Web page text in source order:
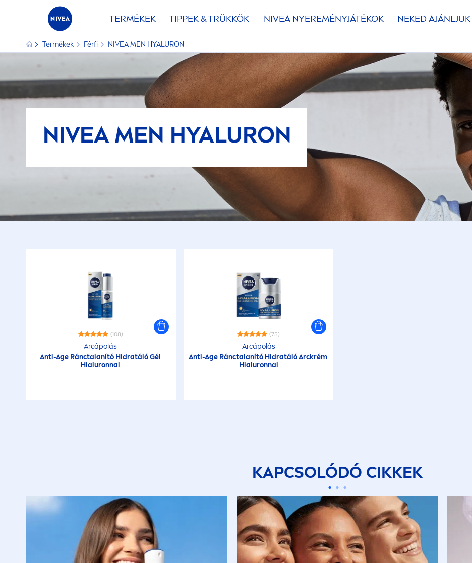
TERMÉKEK TIPPEK & TRÜKKÖK NIVEA NYEREMÉNYJÁTÉKOK NEKED AJÁNLJUK
Termékek Férfi NIVEAMEN HYALURON
NIVEA MEN HYALURON
(108)
Arcápolás
Anti-Age Ránctalanító Hidratáló Gél
Hialuronnal
(75)
Arcápolás
Anti-Age Ránctalanító Hidratáló Arckrém
Hialuronnal
KAPCSOLÓDÓ CIKKEK